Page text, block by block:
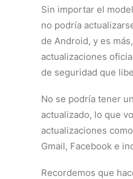
Sin importar el
no podría
de Android, y es
actualizaciones
de seguridad que
No se podría tener
actualizado, lo que
actualizaciones
Gmail, Facebook e
Recordemos que